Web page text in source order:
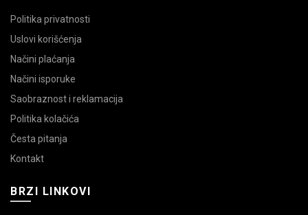
Politika privatnosti
Uslovi korišćenja
Načini plaćanja
Načini isporuke
Saobraznost i reklamacija
Politika kolačića
Česta pitanja
Kontakt
BRZI LINKOVI